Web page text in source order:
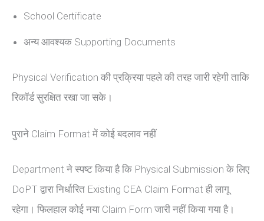
School Certificate
अन्य आवश्यक Supporting Documents
Physical Verification की प्रक्रिया पहले की तरह जारी रहेगी ताकि
रिकॉर्ड सुरक्षित रखा जा सके।
पुराने Claim Format में कोई बदलाव नहीं
Department ने स्पष्ट किया है कि Physical Submission के लिए
DoPT द्वारा निर्धारित Existing CEA Claim Format ही लागू
रहेगा। फिलहाल कोई नया Claim Form जारी नहीं किया गया है।